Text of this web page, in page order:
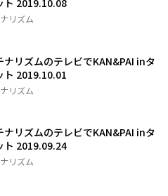
ト 2019.10.08
リズム
ナリズムのテレビでKAN&PAI inタ
ト 2019.10.01
リズム
ナリズムのテレビでKAN&PAI inタ
ト 2019.09.24
リズム